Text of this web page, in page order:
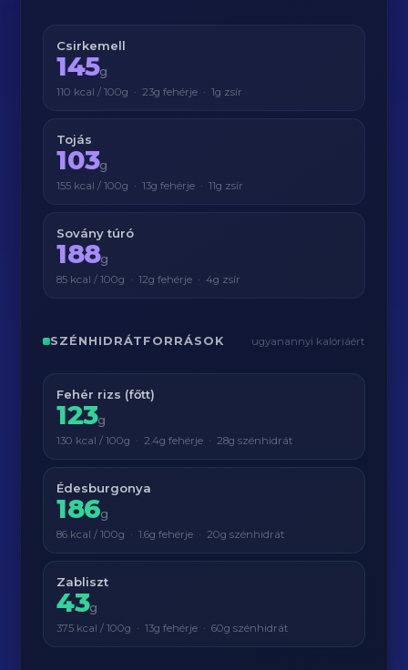
Csirkemell
145g
110 kcal / 100g · 23g fehérje · 1g zsír
Tojás
103g
155 kcal / 100g · 13g fehérje · 11g zsír
Sovány túró
188g
85 kcal / 100g · 12g fehérje · 4g zsír
SZÉNHIDRÁTFORRÁSOK ugyanannyi kalóriáért
Fehér rizs (főtt)
123g
130 kcal / 100g · 2.4g fehérje · 28g szénhidrát
Édesburgonya
186g
86 kcal / 100g · 1.6g fehérje · 20g szénhidrát
Zabliszt
43g
375 kcal / 100g · 13g fehérje · 60g szénhidrát